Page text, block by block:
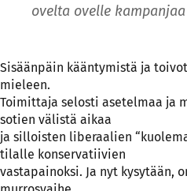
ovelta ovelle
Sisäänpäin kääntymistä ja
mieleen.
Toimittaja selosti asetelmaa ja
sotien välistä aikaa
ja silloisten liberaalien
tilalle konservatiivien
vastapainoksi. Ja nyt kysytään,